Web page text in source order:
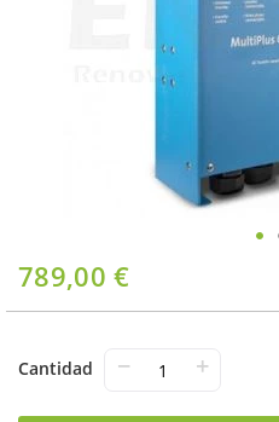
789,00 €
Cantidad − +
Saltar
al
comienzo
la